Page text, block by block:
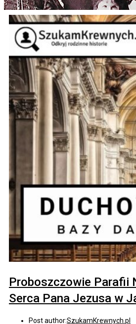
Proboszczowie Parafii
Serca Pana Jezusa w
Post author:SzukamKrewnych.pl